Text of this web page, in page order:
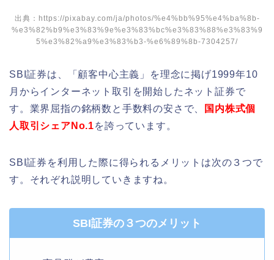
出典：https://pixabay.com/ja/photos/%e4%bb%95%e4%ba%8b-
%e3%82%b9%e3%83%9e%e3%83%bc%e3%83%88%e3%83%9
5%e3%82%a9%e3%83%b3-%e6%89%8b-7304257/
SBI証券は、 「顧客中心主義」を理念に掲げ1999年10
月からインターネット取引を開始したネット証券で
す。 業界屈指の銘柄数と手数料の安さで、
国内株式個
人取引シェアNo.1を誇っています。
SBI証券を利用した際に得られるメリットは次の３つで
す。それぞれ説明していきますね。
SBI証券の３つのメリット